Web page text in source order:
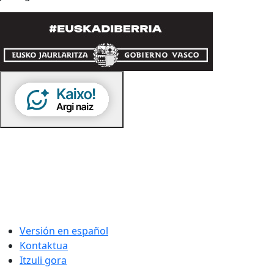
Versión en español
Kontaktua
Itzuli gora